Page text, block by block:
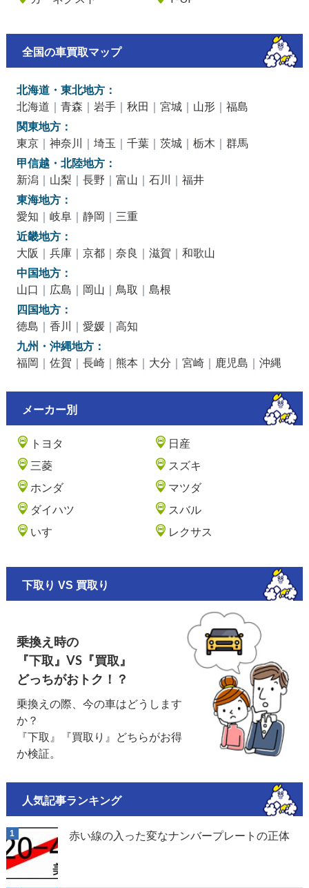
全国の車買取マップ
北海道・東北地方：
北海道 ｜ 青森 ｜ 岩手｜ 秋田 ｜ 宮城｜ 山形｜ 福島
関東地方：
東京｜ 神奈川 ｜ 埼玉 ｜ 千葉｜ 茨城｜ 栃木 ｜ 群馬
甲信越・北陸地方：
新潟 ｜ 山梨 ｜ 長野 ｜ 富山 ｜ 石川 ｜ 福井
東海地方：
愛知 ｜ 岐阜｜ 静岡 ｜ 三重
近畿地方：
大阪 ｜ 兵庫｜ 京都｜ 奈良 ｜ 滋賀 ｜ 和歌山
中国地方：
山口 ｜ 広島 ｜ 岡山 ｜ 鳥取 ｜ 島根
四国地方：
徳島 ｜ 香川 ｜ 愛媛｜ 高知
九州・沖縄地方：
福岡 ｜ 佐賀 ｜ 長崎｜ 熊本 ｜ 大分 ｜ 宮崎｜ 鹿児島 ｜ 沖縄
メーカー別
トヨタ
日産
三菱
スズキ
ホンダ
マツダ
ダイハツ
スバル
いすゞ
レクサス
下取り VS 買取り
乗換え時の
『下取』VS『買取』
どっちがおトク！？
乗換えの際、今の車はどうします
か？
『下取』『買取り』どちらがお得
か検証。
人気記事ランキング
赤い線の入った変なナンバープレートの正体